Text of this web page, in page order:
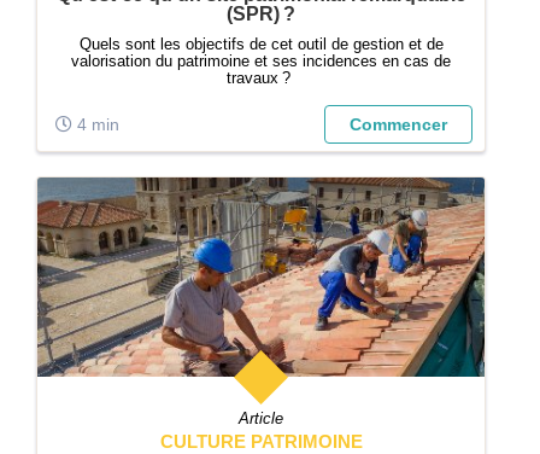
(SPR) ?
Quels sont les objectifs de cet outil de gestion et de
valorisation du patrimoine et ses incidences en cas de
travaux ?
4 min Commencer
Article
CULTURE PATRIMOINE